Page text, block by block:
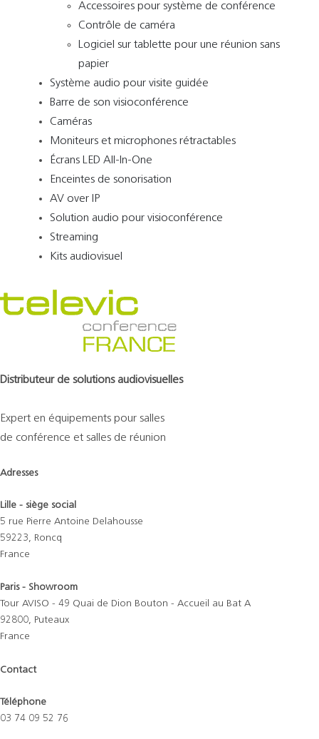
Accessoires pour système de conférence
Contrôle de caméra
Logiciel sur tablette pour une réunion sans
papier
Système audio pour visite guidée
Barre de son visioconférence
Caméras
Moniteurs et microphones rétractables
Écrans LED All-In-One
Enceintes de sonorisation
AV over IP
Solution audio pour visioconférence
Streaming
Kits audiovisuel
Distributeur de solutions audiovisuelles
Expert en équipements pour salles
de conférence et salles de réunion
Adresses
Lille - siège social
5 rue Pierre Antoine Delahousse
59223, Roncq
France
Paris - Showroom
Tour AVISO - 49 Quai de Dion Bouton - Accueil au Bat A
92800, Puteaux
France
Contact
Téléphone
03 74 09 52 76